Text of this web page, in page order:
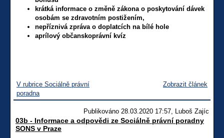
krátká informace o změně zákona o poskytování dávek
osobám se zdravotním postižením,
nepříznivá zpráva o doplatcích na bílé hole
aprílový občanskoprávní kvíz
V rubrice Sociálně právní
poradna
Zobrazit článek
Publikováno 28.03.2020 17:57, Luboš Zajíc
03b - Informace a odpovědi ze Sociálně právní poradny
SONS v Praze